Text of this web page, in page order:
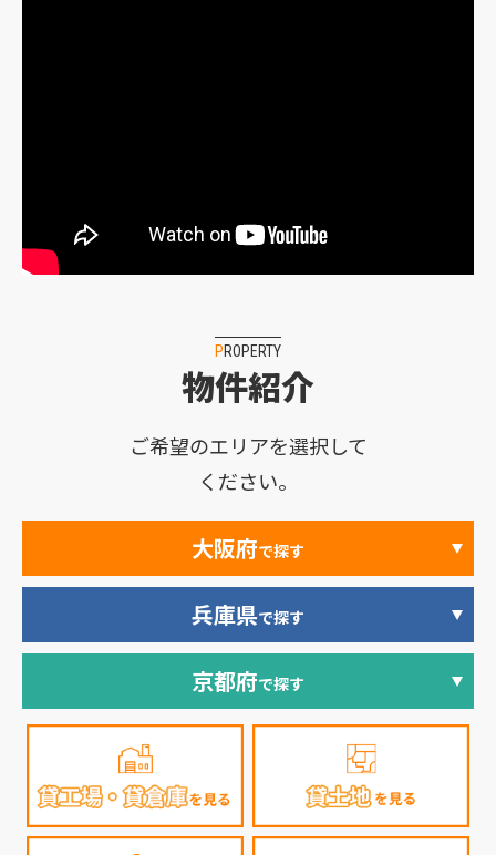
PROPERTY
物件紹介
ご希望のエリアを選択して
ください。
大阪府で探す
兵庫県で探す
京都府で探す